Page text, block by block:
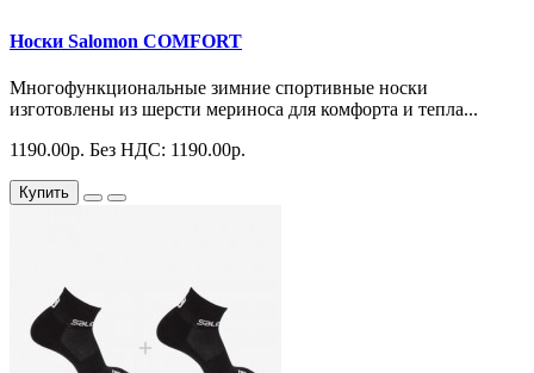
Носки Salomon COMFORT
Многофункциональные зимние спортивные носки
изготовлены из шерсти мериноса для комфорта и тепла...
1190.00р. Без НДС: 1190.00р.
Купить